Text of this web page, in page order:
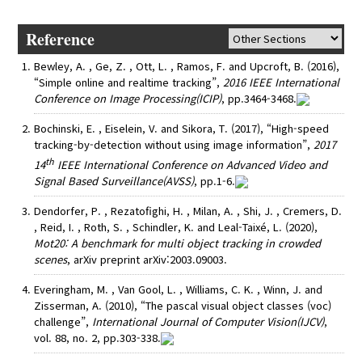
Reference
Bewley, A. , Ge, Z. , Ott, L. , Ramos, F. and Upcroft, B. (2016),
“Simple online and realtime tracking”,2016 IEEE International
Conference on Image Processing(ICIP), pp.3464-3468.
Bochinski, E. , Eiselein, V. and Sikora, T. (2017), “High-speed
tracking-by-detection without using image information”,2017
14th IEEE International Conference on Advanced Video and
Signal Based Surveillance(AVSS), pp.1-6.
Dendorfer, P. , Rezatofighi, H. , Milan, A. , Shi, J. , Cremers, D.
, Reid, I. , Roth, S. , Schindler, K. and Leal-Taixé, L. (2020),
Mot20: A benchmark for multi object tracking in crowded
scenes, arXiv preprint arXiv:2003.09003.
Everingham, M. , Van Gool, L. , Williams, C. K. , Winn, J. and
Zisserman, A. (2010), “The pascal visual object classes (voc)
challenge”, International Journal of Computer Vision(IJCV),
vol. 88, no. 2, pp.303-338.